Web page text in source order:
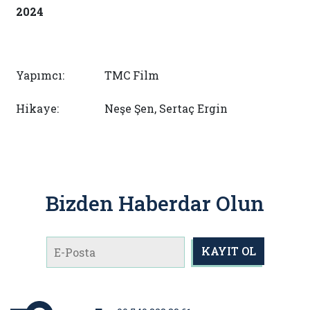
2024
Yapımcı: TMC Film
Hikaye: Neşe Şen, Sertaç Ergin
Bizden Haberdar Olun
KAYIT OL